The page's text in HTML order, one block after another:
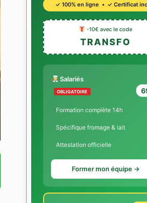
✓ 100% en ligne • ✓ Certificat
-10€ avec le code
TRANSFO
Salariés
OBLIGATOIRE
Formation complète 14h
Spécifique fromage & lait
Attestation officielle
Former mon équipe →